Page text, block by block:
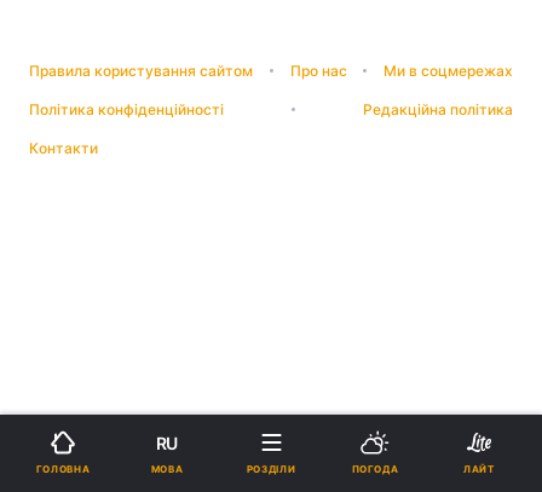
Правила користування сайтом Про нас Ми в соцмережах
Політика конфіденційності Редакційна політика
Контакти
ГОЛОВНА
RU
МОВА РОЗДІЛИ ПОГОДА ЛАЙТ